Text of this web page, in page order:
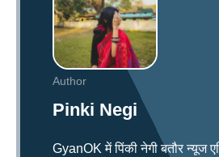
Author
Pinki Negi
GyanOK में पिंकी नेगी बतौर न्यूज